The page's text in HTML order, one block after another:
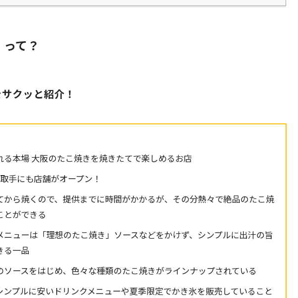
って？
クッと紹介！
る本場 大阪のたこ焼きを焼きたてで楽しめるお店
手にも店舗がオープン！
から焼くので、提供までに時間がかかるが、その分熱々で絶品のたこ焼
とができる
ニューは「理想のたこ焼き」ソースなどをかけず、シンプルに出汁の旨
る一品
ソースをはじめ、色々な種類のたこ焼きがラインナップされている
ンプルに安いドリンクメニューや夏季限定でかき氷を販売していること